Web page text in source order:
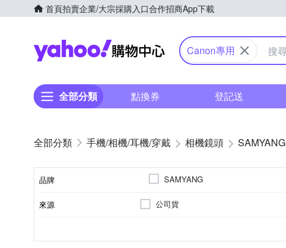
首頁拍賣企業/大宗採購入口合作招商App下載
Yahoo購物中心
Canon專用
全部分類 點換券 登記送
手機/相機/耳機/穿戴 相機鏡頭 SAMYANG
品牌 SAMYANG
來源 公司貨